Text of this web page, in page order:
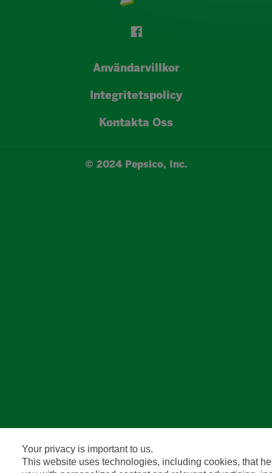
Your privacy is important to us.
This website uses technologies, including cookies, that
Användarvillkor
Integritetspolicy
Kontakta Oss
© 2024 Pepsico, Inc.